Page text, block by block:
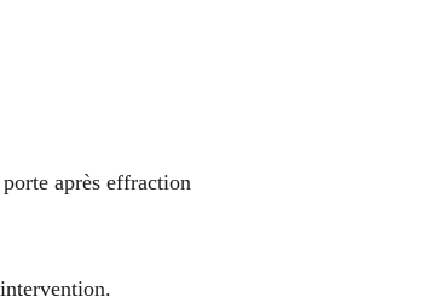
après effraction